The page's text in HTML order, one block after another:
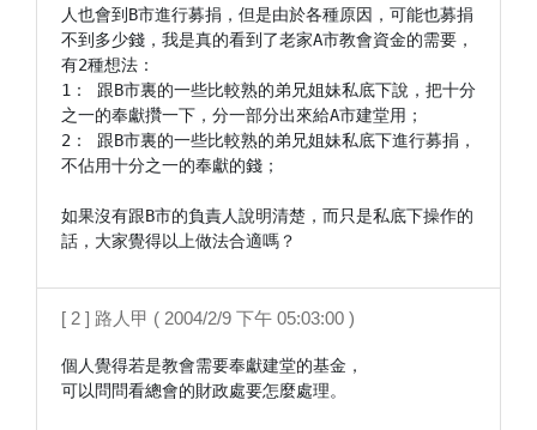
人也會到B市進行募捐，但是由於各種原因，可能也募捐
不到多少錢，我是真的看到了老家A市教會資金的需要，
有2種想法：
1： 跟B市裏的一些比較熟的弟兄姐妹私底下說，把十分
之一的奉獻攢一下，分一部分出來給A市建堂用；
2： 跟B市裏的一些比較熟的弟兄姐妹私底下進行募捐，
不佔用十分之一的奉獻的錢；
如果沒有跟B市的負責人說明清楚，而只是私底下操作的
話，大家覺得以上做法合適嗎？
[ 2 ] 路人甲 ( 2004/2/9 下午 05:03:00 )
個人覺得若是教會需要奉獻建堂的基金，
可以問問看總會的財政處要怎麼處理。